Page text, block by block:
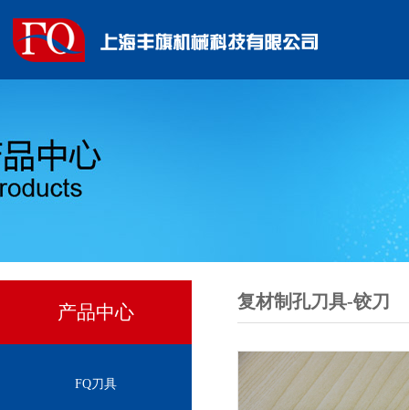
产品中心
FQ刀具
复材制孔刀具-铰刀